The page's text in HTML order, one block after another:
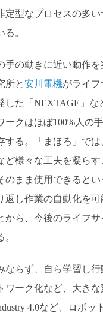
型なプロセスの多
。
の動きに近い動作
所と安川電機がライ
した「NEXTAGE」
クはほぼ100%人の
る。「まほろ」で
ど様々な工夫を凝ら
まま使用できるとい
し作業の自動化を
ら、今後のライフ
らず、自ら学習し
ーク化など、大き
4.0など、ロボ